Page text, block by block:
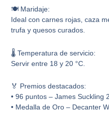
🍽️ Maridaje:
Ideal con carnes rojas, caza
trufa y quesos curados.
🌡️ Temperatura de servicio:
Servir entre 18 y 20 °C.
🏅 Premios destacados:
• 96 puntos – James Suckling
• Medalla de Oro – Decanter